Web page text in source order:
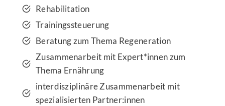
Rehabilitation
Trainingssteuerung
Beratung zum Thema Regeneration
Zusammenarbeit mit Expert*innen zum
Thema Ernährung
interdisziplinäre Zusammenarbeit mit
spezialisierten Partner:innen